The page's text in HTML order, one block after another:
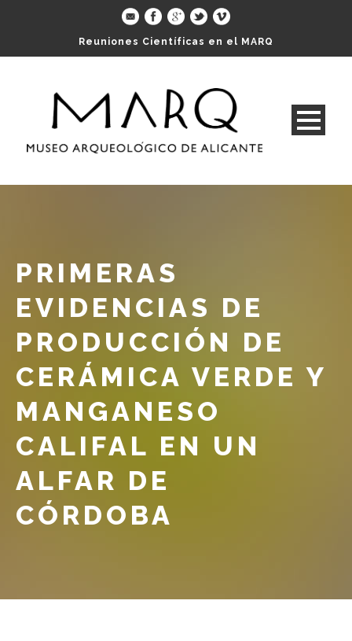
Reuniones Científicas en el MARQ
PRIMERAS
EVIDENCIAS DE
PRODUCCIÓN DE
CERÁMICA VERDE Y
MANGANESO
CALIFAL EN UN
ALFAR DE
CÓRDOBA